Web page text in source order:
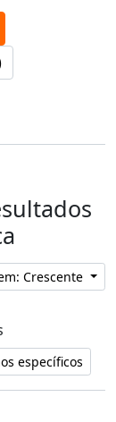
Crescente
específicos